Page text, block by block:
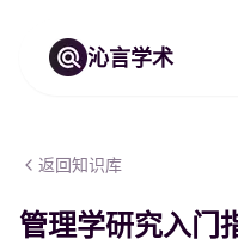
沁言学术
返回知识库
管理学研究入门